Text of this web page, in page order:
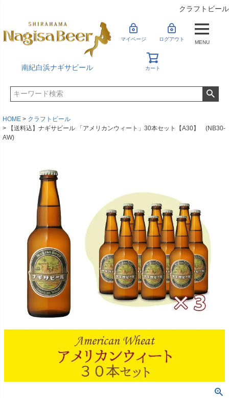
クラフトビール
南紀白浜ナギサビール
マイページ ログアウト
カート
MENU
HOME
クラフトビール
【送料込】ナギサビール 「アメリカンウィート」30本セット【A30】 (NB30-
AW)